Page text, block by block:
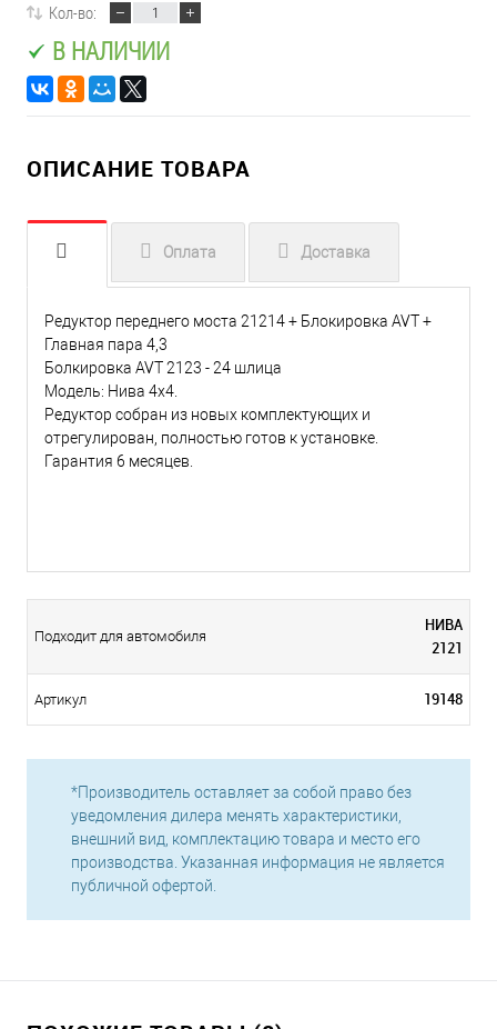
Кол-во:
В НАЛИЧИИ
ОПИСАНИЕ ТОВАРА
Оплата Доставка
Редуктор переднего моста 21214 + Блокировка AVT +
Главная пара 4,3
Болкировка AVT 2123 - 24 шлица
Модель: Нива 4х4.
Редуктор собран из новых комплектующих и
отрегулирован, полностью готов к установке.
Гарантия 6 месяцев.
Подходит для автомобиля
НИВА
2121
Артикул 19148
*Производитель оставляет за собой право без
уведомления дилера менять характеристики,
внешний вид, комплектацию товара и место его
производства. Указанная информация не является
публичной офертой.